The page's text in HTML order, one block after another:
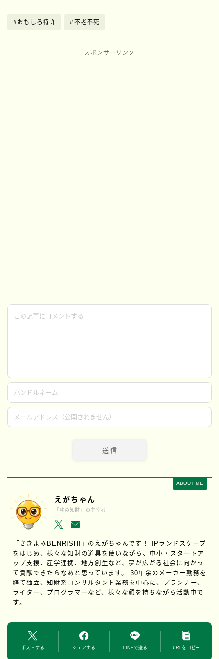
#おもしろ特許 #不老不死
スポンサーリンク
ABOUT ME
えがちゃん
「ゆめ知財」の主宰者
「さきよみBENRISHI」のえがちゃんです！ IPランドスケープ
をはじめ、様々な知財の道具を使いながら、中小・スタートア
ップ支援、産学連携、地方創生など、夢が広がる社会に向かっ
て貢献できたらなあと思っています。 30年余のメーカー勤務を
経て独立、知財系コンサルタント業務を中心に、プランナー、
ライター、プログラマーなど、様々な顔を持ちながら活動中で
す。
ポストする シェアする LINEで送る URLをコピー